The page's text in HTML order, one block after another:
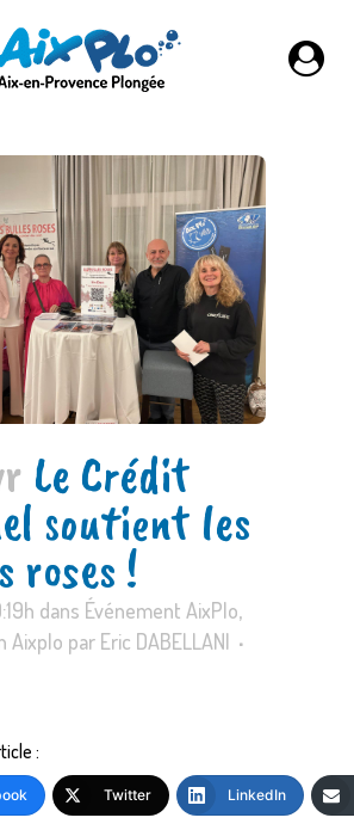
Le Crédit
soutient les
roses !
dans Événement AixPlo,
Aixplo par Eric DABELLANI
:
Twitter LinkedIn